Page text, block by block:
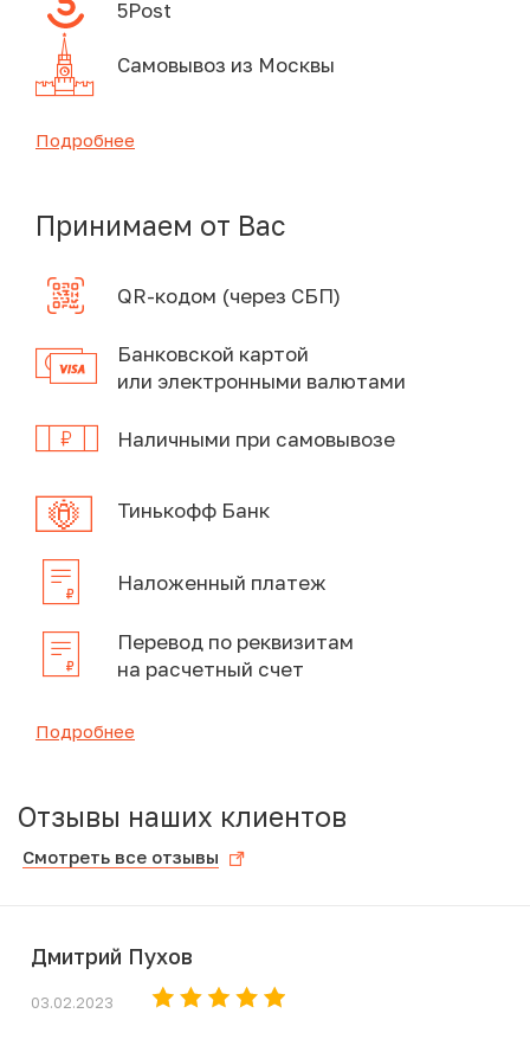
5Post
Самовывоз из Москвы
Подробнее
Принимаем от Вас
QR-кодом (через СБП)
Банковской картой
или электронными валютами
Наличными при самовывозе
Тинькофф Банк
Наложенный платеж
Перевод по реквизитам
на расчетный счет
Подробнее
Отзывы наших клиентов
Смотреть все отзывы
Дмитрий Пухов
03.02.2023